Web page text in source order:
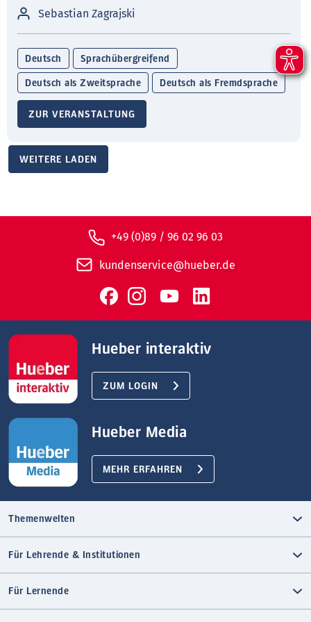
Sebastian Zagrajski
Deutsch Sprachübergreifend
Deutsch als Zweitsprache Deutsch als Fremdsprache
ZUR VERANSTALTUNG
WEITERE LADEN
+49 (0)89 / 96 02 96 03
kundenservice@hueber.de
Hueber interaktiv
ZUM LOGIN
Hueber Media
MEHR ERFAHREN
Themenwelten
Für Lehrende & Institutionen
Für Lernende